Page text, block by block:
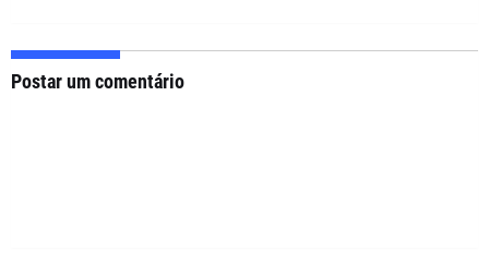
Postar um comentário